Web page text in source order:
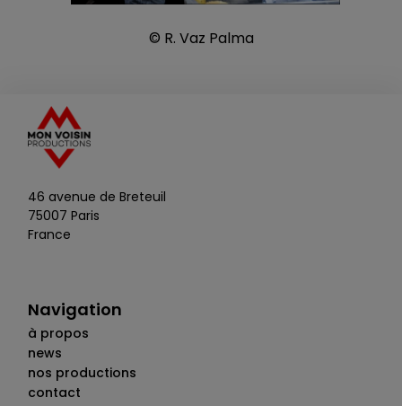
© R. Vaz Palma
46 avenue de Breteuil
75007 Paris
France
Navigation
à propos
news
nos productions
contact